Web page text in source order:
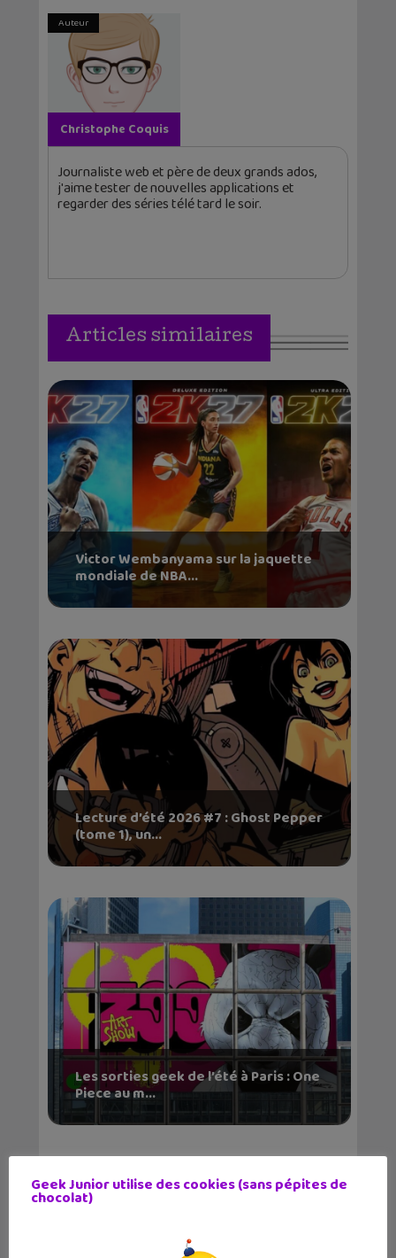
Auteur
Christophe Coquis
Journaliste web et père de deux grands ados,
j'aime tester de nouvelles applications et
regarder des séries télé tard le soir.
Articles similaires
Victor Wembanyama sur la jaquette
mondiale de NBA...
Lecture d’été 2026 #7 : Ghost Pepper
(tome 1), un...
Les sorties geek de l’été à Paris : One
Piece au m...
Geek Junior utilise des cookies (sans pépites de
chocolat)